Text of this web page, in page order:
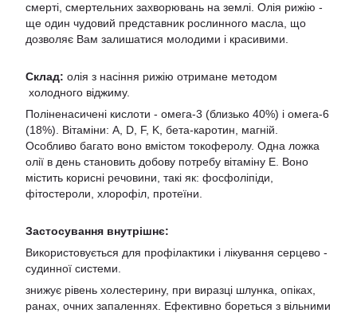
смерті, смертельних захворювань на землі. Олія рижію -
ще один чудовий представник рослинного масла, що
дозволяє Вам залишатися молодими і красивими.
Склад: олія з насіння рижію отримане методом
холодного віджиму.
Поліненасичені кислоти - омега-3 (близько 40%) і омега-6
(18%). Вітаміни: А, D, F, K, бета-каротин, магній.
Особливо багато воно вмістом токоферолу. Одна ложка
олії в день становить добову потребу вітаміну Е. Воно
містить корисні речовини, такі як: фосфоліпіди,
фітостероли, хлорофіл, протеїни.
Застосування внутрішнє:
Використовується для профілактики і лікування серцево -
судинної системи.
знижує рівень холестерину, при виразці шлунка, опіках,
ранах, очних запаленнях. Ефективно бореться з вільними